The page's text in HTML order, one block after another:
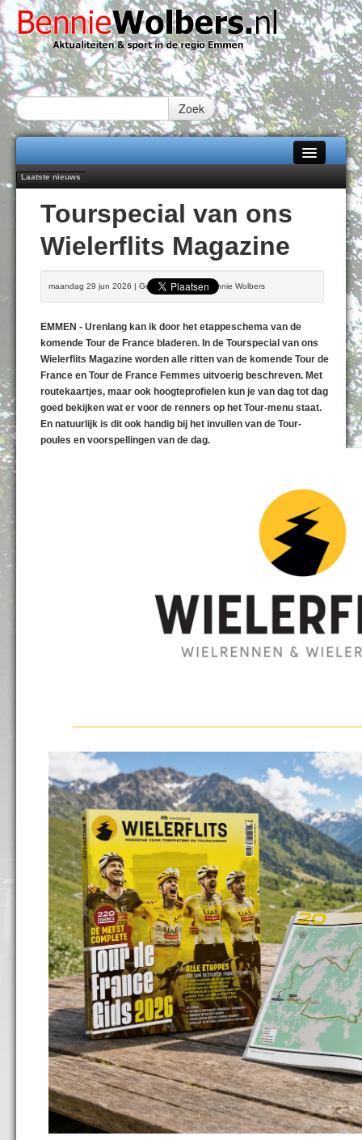
Zoek
Home
Alle categorieën
Over Bennie Wolbers
Fotoboek
Laatste nieuws
nieuwe rugsponsor
Najaar '26 staat live!
102 kaarsen voor eeuwling Mieke Sijbom-Maatje
Emmen wint op Open Dag overtuigend van Almere City
Treffer van Quispel bezorgt FC Emmen droomstart
Tourspecial van ons
Wielerflits Magazine
maandag 29 jun 2026 | Geschreven door Bennie Wolbers
EMMEN - Urenlang kan ik door het etappeschema van de
komende Tour de France bladeren. In de Tourspecial van ons
Wielerflits Magazine worden alle ritten van de komende Tour de
France en Tour de France Femmes uitvoerig beschreven. Met
routekaartjes, maar ook hoogteprofielen kun je van dag tot dag
goed bekijken wat er voor de renners op het Tour-menu staat.
En natuurlijk is dit ook handig bij het invullen van de Tour-
poules en voorspellingen van de dag.